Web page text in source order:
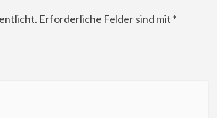
Erforderliche Felder sind mit *